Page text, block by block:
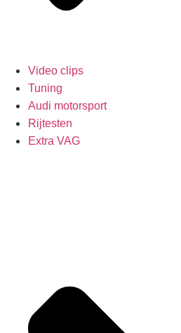
Video clips
Tuning
Audi motorsport
Rijtesten
Extra VAG